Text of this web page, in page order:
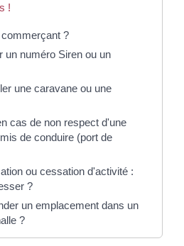
!
?
un numéro Siren ou un
une caravane ou une
cas de non respect d'une
de conduire (port de
ou cessation d'activité :
?
un emplacement dans un
?